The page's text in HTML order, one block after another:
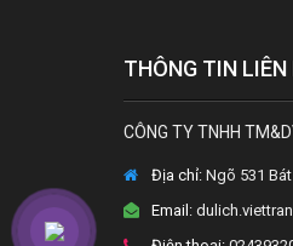
THÔNG TIN LIÊN
CÔNG TY TNHH
Địa chỉ: Ngõ 531
Email: